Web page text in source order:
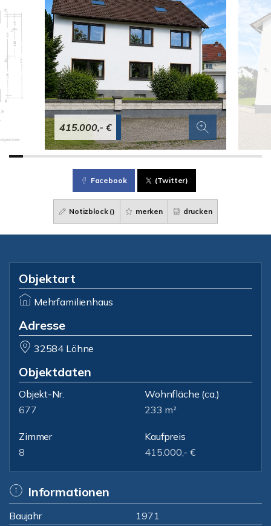
415.000,- €
Facebook (Twitter)
Notizblock () merken drucken
Objektart
Mehrfamilienhaus
Adresse
32584 Löhne
Objektdaten
Objekt-Nr.
677
Wohnfläche (ca.)
233 m²
Zimmer
8
Kaufpreis
415.000,- €
Informationen
Baujahr
1971